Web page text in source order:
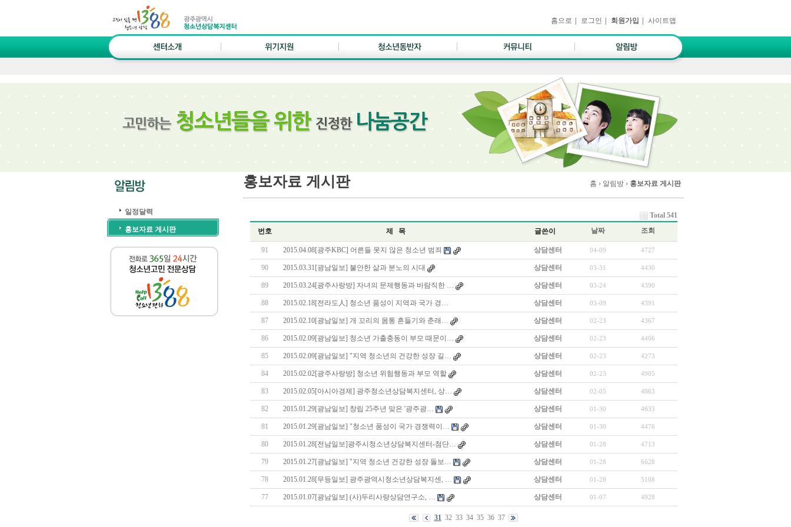
홈으로 로그인 회원가입 사이트맵
일정달력
홍보자료 게시판
홍보자료 게시판 홈 › 알림방 › 홍보자료 게시판
Total 541
번호
제 목 글쓴이 날짜 조회
91 2015.04.08[광주KBC] 어른들 못지 않은 청소년 범죄 상담센터 04-09 4727
90 2015.03.31[광남일보] 불안한 삶과 분노의 시대 상담센터 03-31 4430
89 2015.03.24[광주사랑방] 자녀의 문제행동과 바람직한 … 상담센터 03-24 4390
88 2015.02.18[전라도人] 청소년 품성이 지역과 국가 경… 상담센터 03-09 4391
87 2015.02.10[광남일보] 개 꼬리의 몸통 흔들기와 춘래… 상담센터 02-23 4367
86 2015.02.09[광남일보] 청소년 가출충동이 부모 때문이… 상담센터 02-23 4406
85 2015.02.09[광남일보] "지역 청소년의 건강한 성장 길… 상담센터 02-23 4273
84 2015.02.02[광주사랑방] 청소년 위험행동과 부모 역할 상담센터 02-23 4905
83 2015.02.05[아시아경제] 광주청소년상담복지센터, 상… 상담센터 02-05 4863
82 2015.01.29[광남일보] 창립 25주년 맞은 '광주광… 상담센터 01-30 4633
81 2015.01.29[광남일보] "청소년 품성이 국가 경쟁력이… 상담센터 01-30 4476
80 2015.01.28[전남일보]광주시청소년상담복지센터-첨단… 상담센터 01-28 4713
79 2015.01.27[광남일보] "지역 청소년 건강한 성장 돌보… 상담센터 01-28 6628
78 2015.01.28[무등일보] 광주광역시청소년상담복지센, … 상담센터 01-28 5108
77 2015.01.07[광남일보] (사)두리사랑상담연구소, … 상담센터 01-07 4928
31 32 33 34 35 36 37